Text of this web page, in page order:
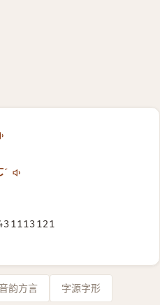
ˊ
韵方言 字源字形